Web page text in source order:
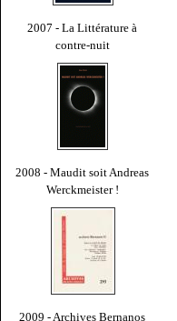
2007 - La Littérature à
contre-nuit
2008 - Maudit soit Andreas
Werckmeister !
2009 - Archives Bernanos